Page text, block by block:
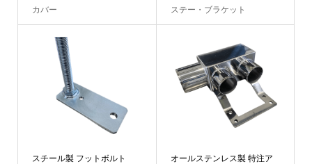
カバー ステー・ブラケット
スチール製 フットボルト
オールステンレス製 特注ア